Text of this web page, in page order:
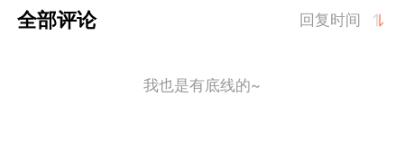
全部评论 回复时间
我也是有底线的~